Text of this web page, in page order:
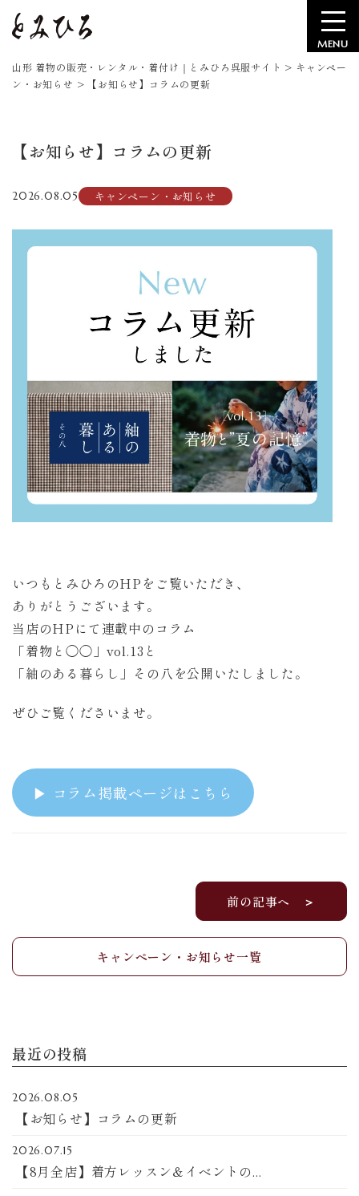
MENU
山形 着物の販売・レンタル・着付け｜とみひろ呉服サイト > キャンペー
ン・お知らせ > 【お知らせ】コラムの更新
【お知らせ】コラムの更新
2026.08.05 キャンペーン・お知らせ
いつもとみひろのHPをご覧いただき、
ありがとうございます。
当店のHPにて連載中のコラム
「着物と◯◯」vol.13と
「紬のある暮らし」その八を公開いたしました。
ぜひご覧くださいませ。
▶︎ コラム掲載ページはこちら
キャンペーン・お知らせ一覧
前の記事へ ＞
最近の投稿
2026.08.05
【お知らせ】コラムの更新
2026.07.15
【8月全店】着方レッスン＆イベントの...